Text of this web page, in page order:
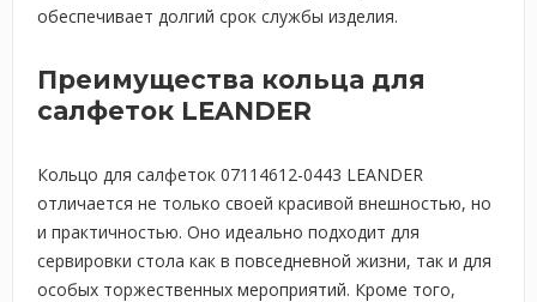
обеспечивает долгий срок службы изделия.
Преимущества кольца для
салфеток LEANDER
Кольцо для салфеток 07114612-0443 LEANDER
отличается не только своей красивой внешностью, но
и практичностью. Оно идеально подходит для
сервировки стола как в повседневной жизни, так и для
особых торжественных мероприятий. Кроме того,